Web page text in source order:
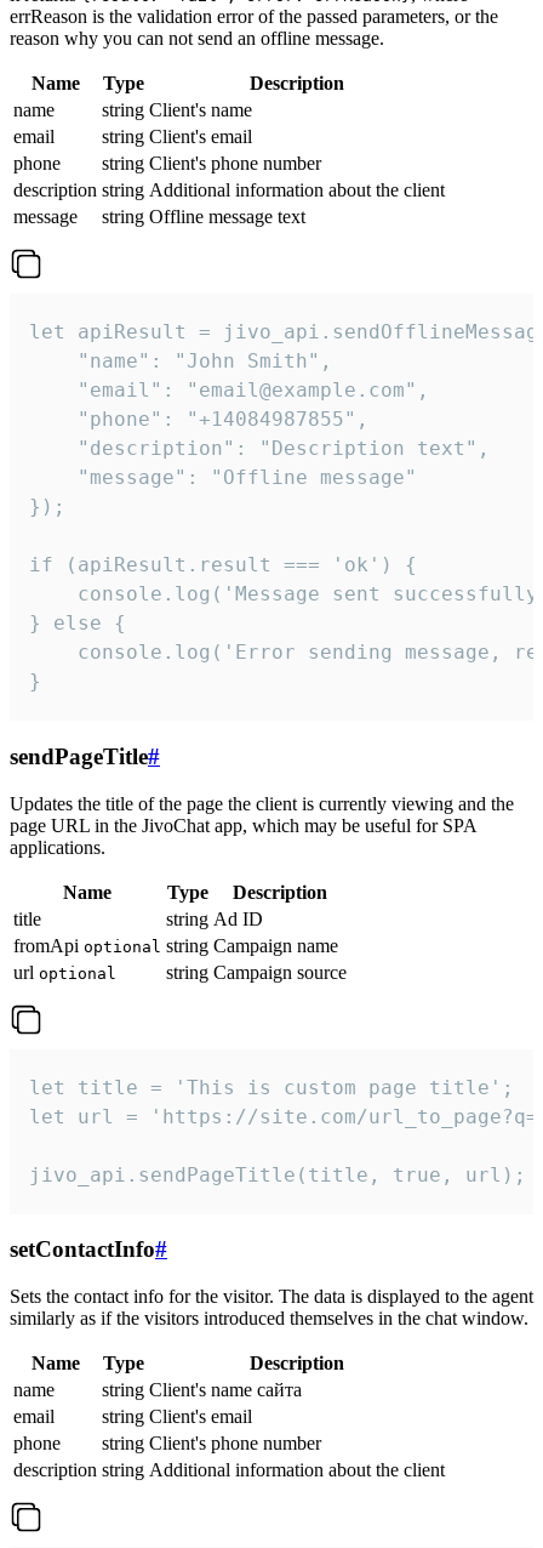
errReason is the validation error of the passed parameters, or the
reason why you can not send an offline message.
Name Type
Description
name
string Client's name
email
string Client's email
phone
string Client's phone number
description string Additional information about the client
message
string Offline message text
let apiResult =
    "name": "John Smith",
    "email": "email@example.com",
    "phone": "+14084987855",
    "description": "Description text",
    "message": "Offline message"
});
if (apiResult.result === 'ok') {
console.log('Message sent
} else {
console.log('Error sending message,
}
sendPageTitle#
Updates the title of the page the client is currently viewing and the
page URL in the JivoChat app, which may be useful for SPA
applications.
Name Type
Description
title
string Ad ID
fromApi optional string Campaign name
url optional string Campaign source
let title = 'This is custom page title';
let url = 'https://site.com/
jivo_api.sendPageTitle(title, true, url);
setContactInfo#
Sets the contact info for the visitor. The data is displayed to the agent
similarly as if the visitors introduced themselves in the chat window.
Name Type
Description
name
string Client's name сайта
email
string Client's email
phone
string Client's phone number
description string Additional information about the client